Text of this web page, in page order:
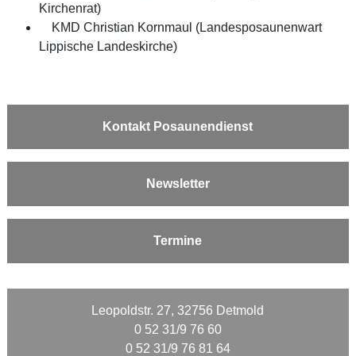
Kirchenrat)
KMD Christian Kornmaul (Landesposaunenwart
Lippische Landeskirche)
Kontakt Posaunendienst
Newsletter
Termine
Leopoldstr. 27, 32756 Detmold
0 52 31/9 76 60
0 52 31/9 76 81 64